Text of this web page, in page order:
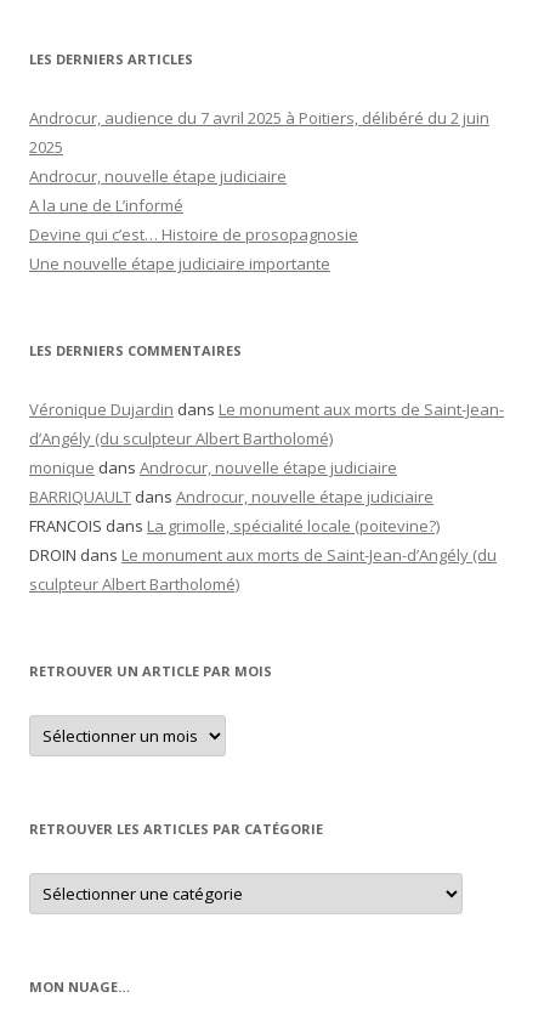
LES DERNIERS ARTICLES
Androcur, audience du 7 avril 2025 à Poitiers, délibéré du 2 juin
2025
Androcur, nouvelle étape judiciaire
A la une de L’informé
Devine qui c’est… Histoire de prosopagnosie
Une nouvelle étape judiciaire importante
LES DERNIERS COMMENTAIRES
Véronique Dujardin dans Le monument aux morts de Saint-Jean-
d’Angély (du sculpteur Albert Bartholomé)
monique dans Androcur, nouvelle étape judiciaire
BARRIQUAULT dans Androcur, nouvelle étape judiciaire
FRANCOIS dans La grimolle, spécialité locale (poitevine?)
DROIN dans Le monument aux morts de Saint-Jean-d’Angély (du
sculpteur Albert Bartholomé)
RETROUVER UN ARTICLE PAR MOIS
Retrouver
un
article
RETROUVER LES ARTICLES PAR CATÉGORIE
Retrouver
les
articles
MON NUAGE…